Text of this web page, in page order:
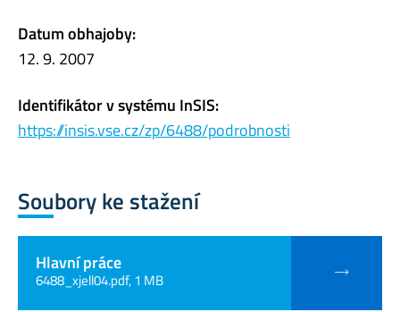
Datum obhajoby:
12. 9. 2007
Identifikátor v systému InSIS:
https://insis.vse.cz/zp/6488/podrobnosti
Soubory ke stažení
Hlavní práce
6488_xjell04.pdf, 1 MB